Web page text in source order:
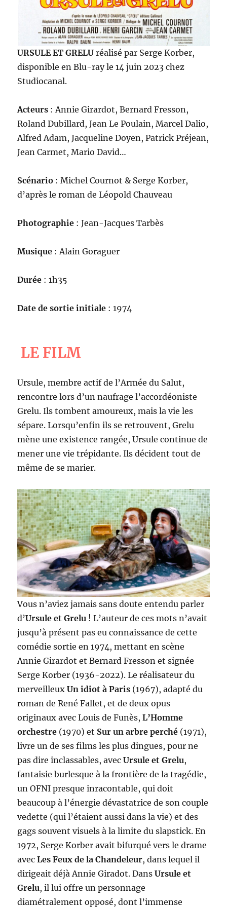
URSULE ET GRELUréalisé par Serge Korber,
disponible en Blu-ray le 14 juin 2023 chez
Studiocanal.
Acteurs : Annie Girardot, Bernard Fresson,
Roland Dubillard, Jean Le Poulain, Marcel Dalio,
Alfred Adam, Jacqueline Doyen, Patrick Préjean,
Jean Carmet, Mario David…
Scénario : Michel Cournot & Serge Korber,
d’après le roman de Léopold Chauveau
Photographie : Jean-Jacques Tarbès
Musique : Alain Goraguer
Durée : 1h35
Date de sortie initiale : 1974
LE FILM
Ursule, membre actif de l’Armée du Salut,
rencontre lors d’un naufrage l’accordéoniste
Grelu. Ils tombent amoureux, mais la vie les
sépare. Lorsqu’enfin ils se retrouvent, Grelu
mène une existence rangée, Ursule continue de
mener une vie trépidante. Ils décident tout de
même de se marier.
Vous n’aviez jamais sans doute entendu parler
d’Ursule et Grelu ! L’auteur de ces mots n’avait
jusqu’à présent pas eu connaissance de cette
comédie sortie en 1974, mettant en scène
Annie Girardot et Bernard Fresson et signée
Serge Korber (1936-2022). Le réalisateur du
merveilleuxUn idiot à Paris (1967), adapté du
roman de René Fallet, et de deux opus
originaux avec Louis de Funès,L’Homme
orchestre (1970) et Sur un arbre perché (1971),
livre un de ses films les plus dingues, pour ne
pas dire inclassables, avecUrsule et Grelu,
fantaisie burlesque à la frontière de la tragédie,
un OFNI presque inracontable, qui doit
beaucoup à l’énergie dévastatrice de son couple
vedette (qui l’étaient aussi dans la vie) et des
gags souvent visuels à la limite du slapstick. En
1972, Serge Korber avait bifurqué vers le drame
avecLes Feux de la Chandeleur, dans lequel il
dirigeait déjà Annie Giradot. DansUrsule et
Grelu, il lui offre un personnage
diamétralement opposé, dont l’immense